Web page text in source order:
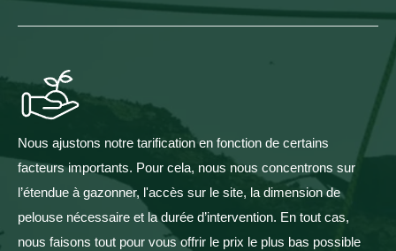
Nous ajustons notre tarification en fonction de certains
facteurs importants. Pour cela, nous nous concentrons sur
l’étendue à gazonner, l'accès sur le site, la dimension de
pelouse nécessaire et la durée d’intervention. En tout cas,
nous faisons tout pour vous offrir le prix le plus bas possible